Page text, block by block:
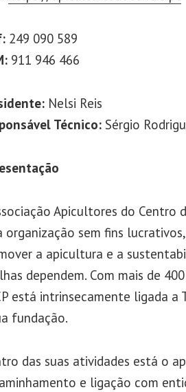
249 090 589
911 946 466
Nelsi Reis
Técnico: Sérgio
Apicultores do Centro
organização sem fins
a apicultura e a
dependem. Com mais de
está intrinsecamente ligada a
fundação.
das suas atividades está o
e ligação com